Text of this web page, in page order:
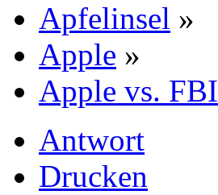
Apfelinsel »
Apple »
Apple vs. FBI
Antwort
Drucken